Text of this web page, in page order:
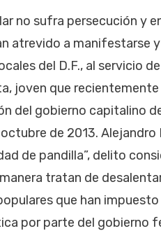
no sufra persecución y
atrevido a manifestarse
del D.F., al servicio
joven que
del gobierno capitalino
de 2013.
de pandilla”, delito
tratan de
que han
por parte del gobierno